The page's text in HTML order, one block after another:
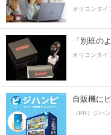
オリコンタイ
「別班の
オリコンタイ
自販機に
（PR）ジハ